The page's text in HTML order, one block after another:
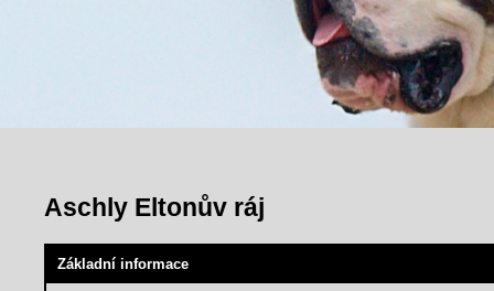
Aschly Eltonův ráj
Základní informace